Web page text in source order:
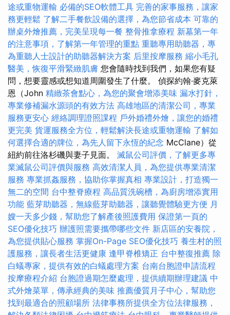
途或重物運輸 必備的SEO軟體工具 完善的家事服務，讓家
務更輕鬆 了解二手餐飲設備的選擇，為您節省成本 可靠的
辦桌外燴推薦，完美呈現每一餐 整骨推拿療程 新墓第一年
的注意事項，了解第一年管理的重點 重聽專用助聽器，專
為重聽人士設計的助聽器解決方案 后里按摩服務 縮小毛孔
醫美，恢復平滑緊緻肌膚 您會隨時找到我們，如果您有疑
問，想要靈感或想知道周圍發生了什麼。 偵探約翰·麥克萊
恩（John 精緻茶會點心，為您的聚會增添美味 漏水打針，
專業修補漏水源頭的有效方法 高雄地區的清潔公司，專業
服務更安心 經絡調理證照課程 戶外婚禮外燴，讓您的婚禮
更完美 貨運服務全方位，輕鬆解決長途或重物運輸 了解如
何選擇合適的牌位，為先人留下永恆的紀念 McClane）從
紐約前往洛杉磯與妻子見面。 滅鼠公司評價，了解更多專
業滅鼠公司評價與服務 高效清潔人員，為您提供專業清潔
服務 專業抓姦服務，協助你掌握真相 專業設計，打造獨一
無二的空間 台中整脊療程 高品質洗碗槽，為廚房增添實用
功能 藍芽助聽器，無線藍芽助聽器，讓聽覺體驗更方便 月
嫂一天多少錢，幫助您了解產後照護費用 保證第一頁的
SEO優化技巧 辦護照需要攜帶哪些文件 新店區的安養院，
為您提供貼心服務 掌握On-Page SEO優化技巧 養生村的照
護服務，讓長者生活更健康 逢甲脊椎矯正 台中整復推薦 除
白蟻專家，提供有效的白蟻處理方案 台南台胞證申請流程
按摩療程介紹 台胞證過期怎麼處理，提供續期辦理建議 中
式外燴菜單，傳承經典的美味 推薦優質月子中心，幫助您
找到最適合的照顧場所 法律事務所提供全方位法律服務，